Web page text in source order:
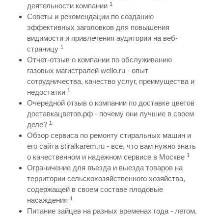
деятельности компании 1
Советы и рекомендации по созданию
эффективных заголовков для повышения
видимости и привлечения аудитории на веб-
страницу 1
Отчет-отзыв о компании по обслуживанию
газовых магистралей wello.ru - опыт
сотрудничества, качество услуг, преимущества и
недостатки 1
Очередной отзыв о компании по доставке цветов
доставкацветов.рф - почему они лучшие в своем
деле? 1
Обзор сервиса по ремонту стиральных машин и
его сайта stiralkarem.ru - все, что вам нужно знать
о качественном и надежном сервисе в Москве 1
Ограничение для въезда и выезда товаров на
территории сельскохозяйственного хозяйства,
содержащей в своем составе плодовые
насаждения 1
Питание зайцев на разных временах года - летом,